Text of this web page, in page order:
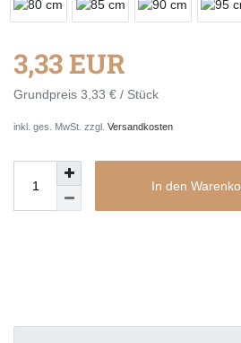
3,33 EUR
Grundpreis 3,33 € / Stück
inkl. ges. MwSt. zzgl. Versandkosten
In den